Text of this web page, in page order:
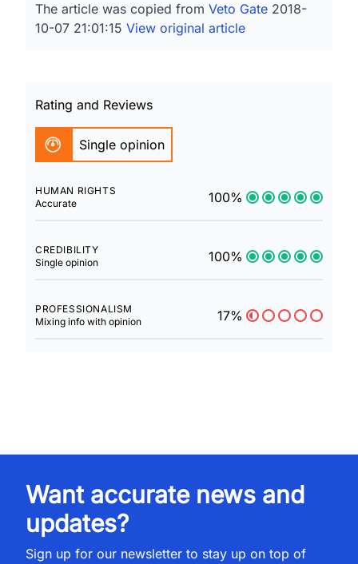
The article was copied from Veto Gate 2018-
10-07 21:01:15 View original article
Rating and Reviews
Single opinion
HUMAN RIGHTS
Accurate
100%
CREDIBILITY
Single opinion
100%
PROFESSIONALISM
Mixing info with opinion
17%
Want accurate news and
updates?
Sign up for our newsletter to stay up on top of